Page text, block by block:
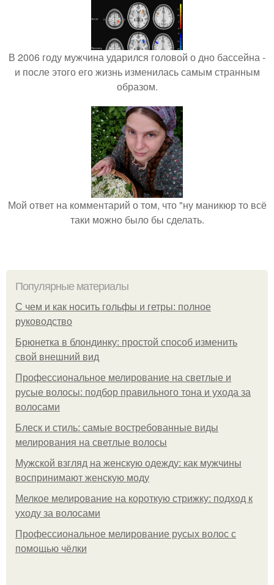
В 2006 году мужчина ударился головой о дно бассейна -
и после этого его жизнь изменилась самым странным
образом.
Мой ответ на комментарий о том, что "ну маникюр то всё
таки можно было бы сделать.
Популярные материалы
С чем и как носить гольфы и гетры: полное
руководство
Брюнетка в блондинку: простой способ изменить
свой внешний вид
Профессиональное мелирование на светлые и
русые волосы: подбор правильного тона и ухода за
волосами
Блеск и стиль: самые востребованные виды
мелирования на светлые волосы
Мужской взгляд на женскую одежду: как мужчины
воспринимают женскую моду
Мелкое мелирование на короткую стрижку: подход к
уходу за волосами
Профессиональное мелирование русых волос с
помощью чёлки